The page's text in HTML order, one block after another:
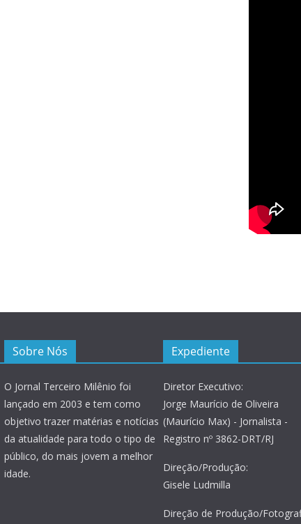
Sobre Nós
O Jornal Terceiro Milênio foi
lançado em 2003 e tem como
objetivo trazer matérias e notícias
da atualidade para todo o tipo de
público, do mais jovem a melhor
idade.
Expediente
Diretor Executivo:
Jorge Maurício de Oliveira
(Maurício Max) - Jornalista -
Registro nº 3862-DRT/RJ
Direção/Produção:
Gisele Ludmilla
Direção de Produção/